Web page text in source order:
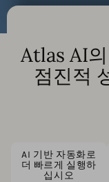
Atlas AI
점진적
AI 기반 자동화로
더 빠르게 실행하
십시오